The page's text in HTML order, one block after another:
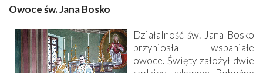
Owoce św. Jana Bosko
Działalność św. Jana Bosko
przyniosła wspaniałe
owoce. Święty założył dwie